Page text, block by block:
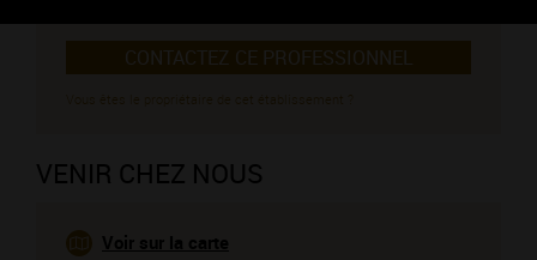
CONTACTEZ CE PROFESSIONNEL
VENIR CHEZ NOUS
Voir sur la carte